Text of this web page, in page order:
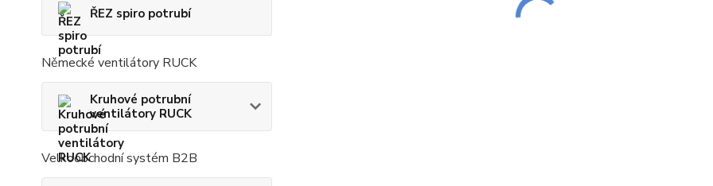
ŘEZ spiro potrubí
Německé ventilátory RUCK
Kruhové potrubní
ventilátory RUCK
Velkoobchodní systém B2B